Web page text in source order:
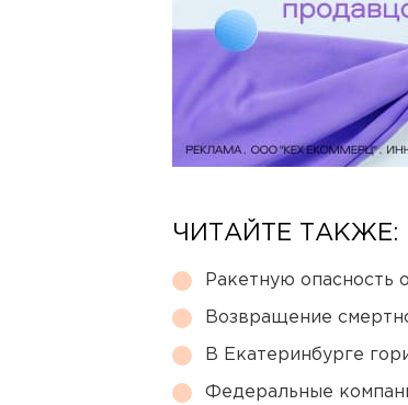
ЧИТАЙТЕ ТАКЖЕ:
Ракетную опасность
Возвращение
В Екатеринбурге
Федеральные